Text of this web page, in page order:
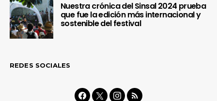
Nuestra crónica del Sinsal 2024 prueba
que fue la edición más internacional y
sostenible del festival
REDES SOCIALES